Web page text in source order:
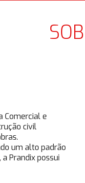
Comercial e
civil
um alto padrão
Prandix possui